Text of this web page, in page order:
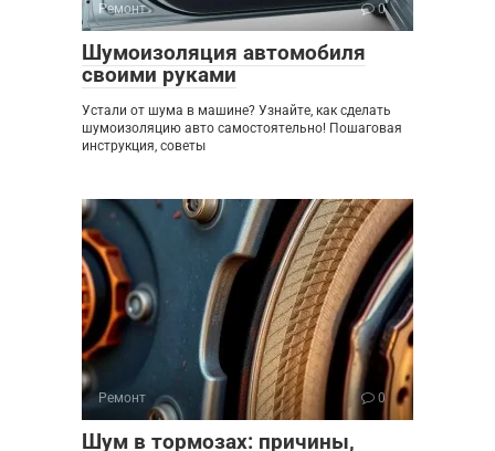
Ремонт 0
Шумоизоляция автомобиля
своими руками
Устали от шума в машине? Узнайте, как сделать
шумоизоляцию авто самостоятельно! Пошаговая
инструкция, советы
Ремонт 0
Шум в тормозах: причины,